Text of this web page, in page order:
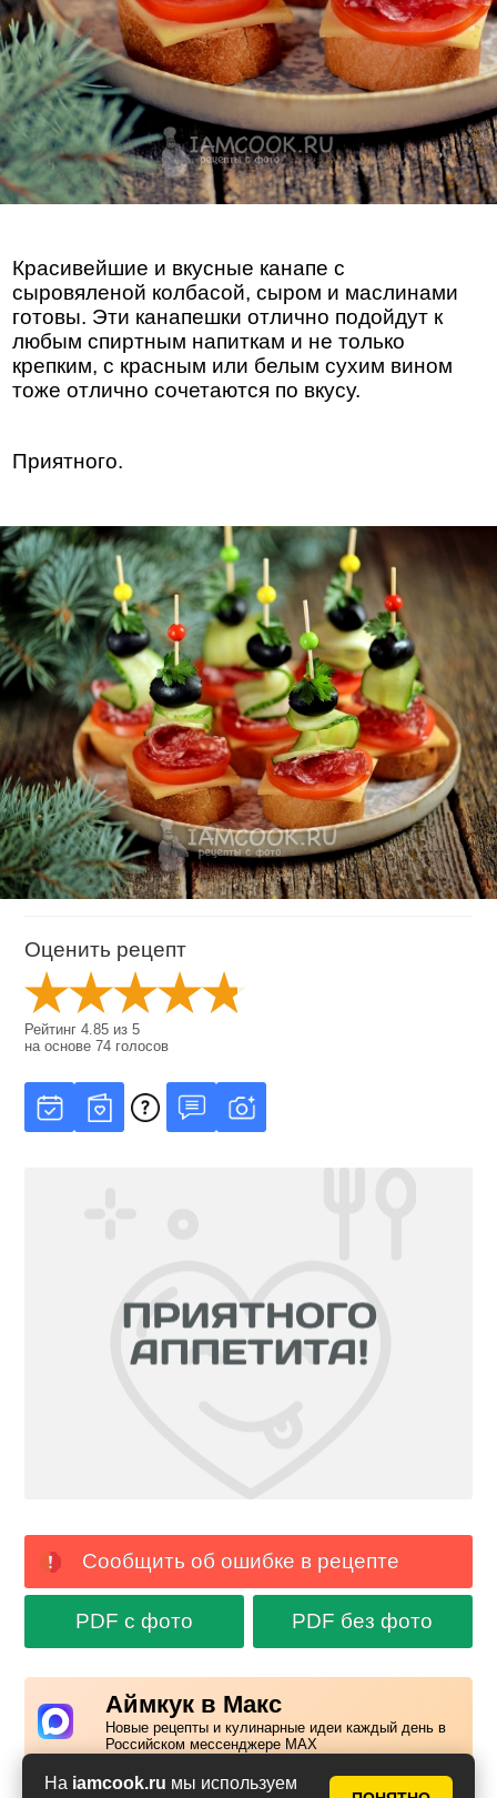
На iamcook.ru мы используем
Красивейшие и вкусные канапе с
сыровяленой колбасой, сыром и маслинами
готовы. Эти канапешки отлично подойдут к
любым спиртным напиткам и не только
крепким, с красным или белым сухим вином
тоже отлично сочетаются по вкусу.
Приятного.
Оценить рецепт
Рейтинг4.85 из5
на основе74 голосов
Сообщить об ошибке в рецепте
PDF с фото PDF без фото
Аймкук в Макс
Новые рецепты и кулинарные идеи каждый день в
Российском мессенджере MAX